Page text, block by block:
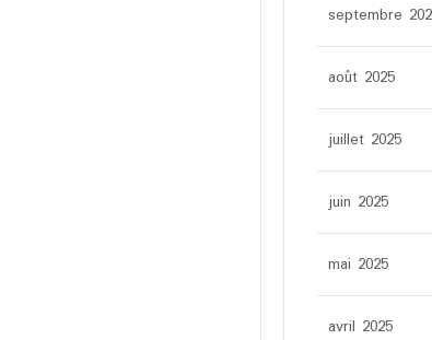
septembre
août 2025
juillet 2025
juin 2025
mai 2025
avril 2025